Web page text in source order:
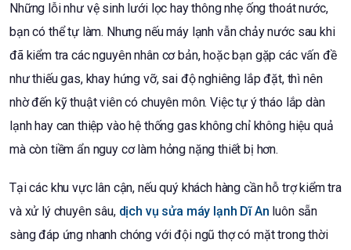
Những lỗi như vệ sinh lưới lọc hay thông nhẹ ống thoát nước,
bạn có thể tự làm. Nhưng nếu máy lạnh vẫn chảy nước sau khi
đã kiểm tra các nguyên nhân cơ bản, hoặc bạn gặp các vấn đề
như thiếu gas, khay hứng vỡ, sai độ nghiêng lắp đặt, thì nên
nhờ đến kỹ thuật viên có chuyên môn. Việc tự ý tháo lắp dàn
lạnh hay can thiệp vào hệ thống gas không chỉ không hiệu quả
mà còn tiềm ẩn nguy cơ làm hỏng nặng thiết bị hơn.
Tại các khu vực lân cận, nếu quý khách hàng cần hỗ trợ kiểm tra
và xử lý chuyên sâu, dịch vụ sửa máy lạnh Dĩ An luôn sẵn
sàng đáp ứng nhanh chóng với đội ngũ thợ có mặt trong thời